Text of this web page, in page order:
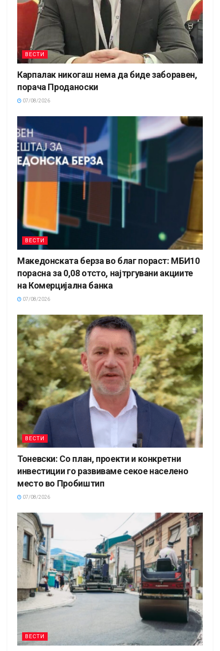
ВЕСТИ
Карпалак никогаш нема да биде заборавен,
порача Проданоски
07/08/2026
ВЕСТИ
Македонската берза во благ пораст: МБИ10
порасна за 0,08 отсто, најтргувани акциите
на Комерцијална банка
07/08/2026
ВЕСТИ
Тоневски: Со план, проекти и конкретни
инвестиции го развиваме секое населено
место во Пробиштип
07/08/2026
ВЕСТИ